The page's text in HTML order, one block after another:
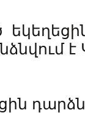
է